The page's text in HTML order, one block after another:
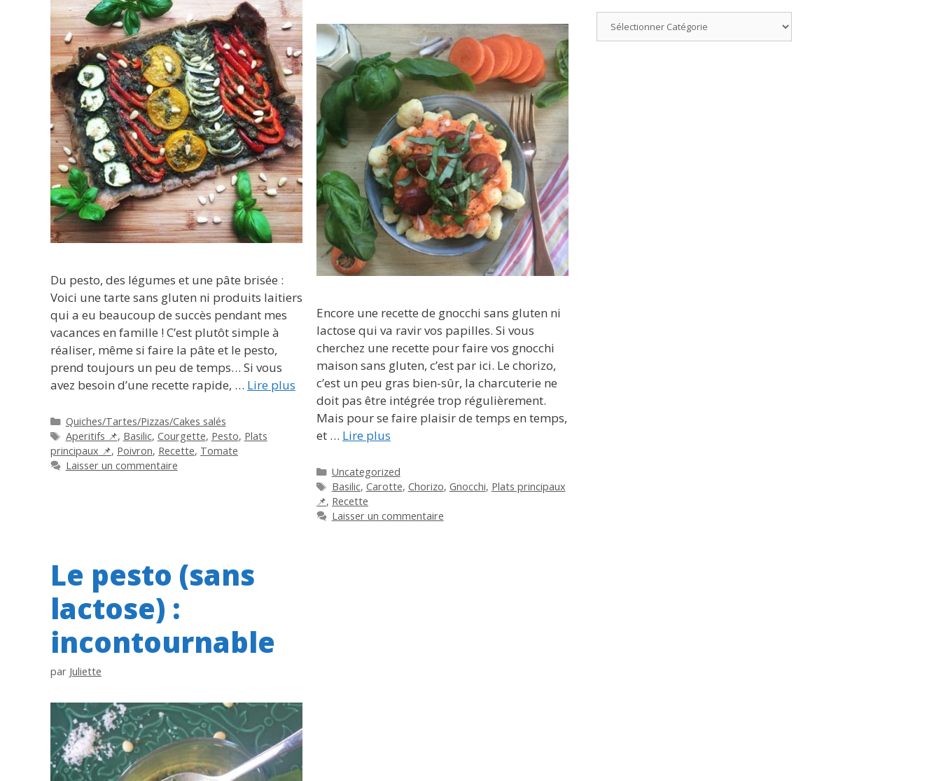
Du pesto, des légumes et une pâte brisée :
Voici une tarte sans gluten ni produits laitiers
qui a eu beaucoup de succès pendant mes
vacances en famille ! C’est plutôt simple à
réaliser, même si faire la pâte et le pesto,
prend toujours un peu de temps… Si vous
avez besoin d’une recette rapide, … Lire plus
Catégories
Quiches/Tartes/Pizzas/Cakes salés
Étiquettes
Aperitifs 📌, Basilic, Courgette, Pesto, Plats
principaux 📌, Poivron, Recette, Tomate
Laisser un commentaire
Encore une recette de gnocchi sans gluten ni
lactose qui va ravir vos papilles. Si vous
cherchez une recette pour faire vos gnocchi
maison sans gluten, c’est par ici. Le chorizo,
c’est un peu gras bien-sûr, la charcuterie ne
doit pas être intégrée trop régulièrement.
Mais pour se faire plaisir de temps en temps,
et … Lire plus
Catégories
Uncategorized
Étiquettes
Basilic, Carotte, Chorizo, Gnocchi, Plats principaux
📌, Recette
Laisser un commentaire
Le pesto (sans
lactose) :
incontournable
par Juliette